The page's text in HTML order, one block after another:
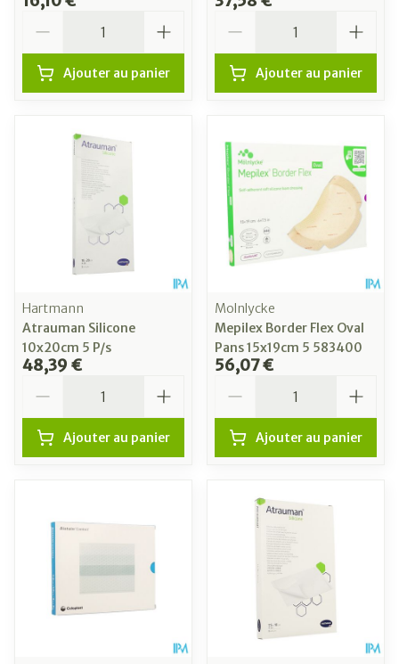
Ajouter au panier Ajouter au panier
Hartmann
Atrauman Silicone
10x20cm 5 P/s
48,39 €
Ajouter au panier
Molnlycke
Mepilex Border Flex Oval
Pans 15x19cm 5 583400
56,07 €
Ajouter au panier